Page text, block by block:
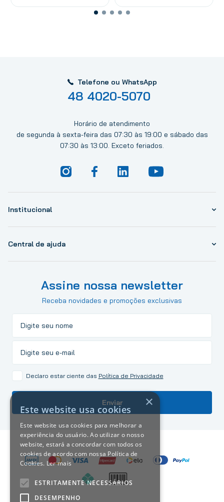
Telefone ou WhatsApp
48 4020-5070
Horário de atendimento
de segunda à sexta-feira das 07:30 às 19:00 e sábado das
07:30 às 13:00. Exceto feriados.
Institucional
Central de ajuda
Assine nossa newsletter
Receba novidades e promoções exclusivas
Declaro estar ciente das Política de Privacidade
Enviar ×
Este website usa cookies
Este website usa cookies para melhorar a
experiência do usuário. Ao utilizar o nosso
website, estará a concordar com todos os
cookies de acordo com nossa Política de
Cookies. Ler mais
ESTRITAMENTE NECESSÁRIOS
DESEMPENHO